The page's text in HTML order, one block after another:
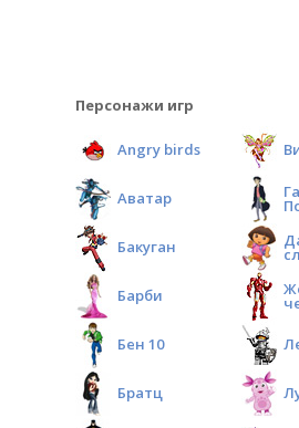
Персонажи игр
Angry birds
Аватар
Бакуган
Барби
Бен 10
Братц